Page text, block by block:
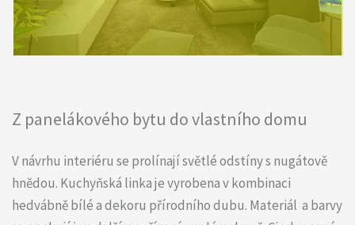
Z panelákového bytu do vlastního domu
V návrhu interiéru se prolínají světlé odstíny s nugátově
hnědou. Kuchyňská linka je vyrobena v kombinaci
hedvábně bílé a dekoru přírodního dubu. Materiál a barvy